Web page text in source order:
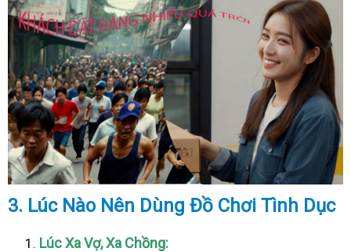
3. Lúc Nào Nên Dùng Đồ Chơi Tình Dục
Lúc Xa Vợ, Xa Chồng: